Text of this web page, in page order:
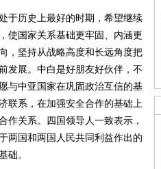
历史上最好的时期，希望继续
使国家关系基础更牢固、内涵更
，坚持从战略高度和长远角度把
发展。中白是好朋友好伙伴，不
与中亚国家在巩固政治互信的基
联系，在加强安全合作的基础上
作关系。四国领导人一致表示，
两国和两国人民共同利益作出的
础。